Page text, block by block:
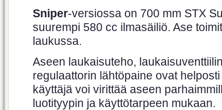
Sniper-versiossa on 700 mm STX
suurempi 580 cc ilmasäiliö. Ase
laukussa.
Aseen laukaisuteho,
regulaattorin lähtöpaine ovat
käyttäjä voi virittää aseen
luotityypin ja käyttötarpeen mukaan.